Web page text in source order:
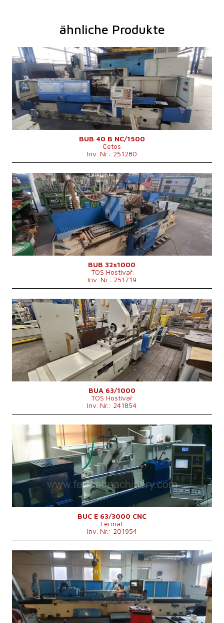
ähnliche Produkte
Baujahr:
2004
Kontrollsystem
ja
Steuerung Siemens
Simatic OP17
Max. Schleifdurchmesser
400 mm
Max. Schleiflänge
1500 mm
Max. Werkstückgewicht
500 kg
Vorrichtung zum Innenschleifen
ja
Maschinengewicht
9200 kg
Maschinenabmessungen L x B x H6220x2760x1950 mm
BUB 40 B NC/1500
Cetos
Inv. Nr.: 251280
Baujahr:
1993
Kontrollsystem
nein
Max. Schleifdurchmesser
320 mm
Max. Schleiflänge
1000 mm
Max. Werkstückgewicht
350 kg
Vorrichtung zum Innenschleifen
ja
Maschinenabmessungen L x B x H3510x2695x1668 mm
Maschinengewicht
5300 kg
BUB 32x1000
TOS Hostivař
Inv. Nr.: 251719
Baujahr:
1976
Kontrollsystem
Max. Schleifdurchmesser
630 mm
Max. Schleiflänge
1000 mm
Max. Werkstückgewicht
900 kg
Vorrichtung zum Innenschleifen
Spindelkegel
MORSE 6 .
Futterdurchmesser
315 mm
Hauptmotorleistung
22 kW
Maschinenabmessungen L x B x H5425 x 2980 x mm
10000 kg
BUA 63/1000
TOS Hostivař
Inv. Nr.: 241854
Baujahr:
2022
Kontrollsystem
ja
Steuerung Siemens
Sinumerik 840D Sl - 802 D si - Sinumerik
840D Sl - 802 D si
Schleifdurchmesser
630 mm
Max. Schleiflänge
3000 mm
Max. Werkstückgewicht 3000 kg
Vorrichtung zum
18,5 kW
L x B x H
Maschinengewicht
16000 kg
BUC E 63/3000 CNC
Fermat
Inv. Nr.: 201954
2007
Kontrollsystem
ja
Steuerung Siemens
Sinumerik 840 D
Max. Schleifdurchmesser
630 mm
Max. Schleiflänge
3000 mm
Max. Werkstückgewicht
1200 kg
Vorrichtung zum Innenschleifen
nein